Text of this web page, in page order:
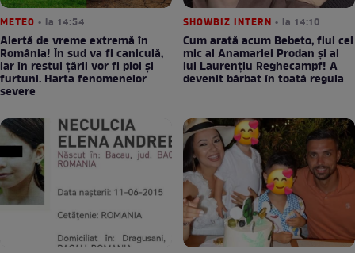
METEO • la 14:54
Alertă de vreme extremă în
România! În sud va fi caniculă,
iar în restul țării vor fi ploi și
furtuni. Harta fenomenelor
severe
SHOWBIZ INTERN • la 14:10
Cum arată acum Bebeto, fiul cel
mic al Anamariei Prodan și al
lui Laurențiu Reghecampf! A
devenit bărbat în toată regula